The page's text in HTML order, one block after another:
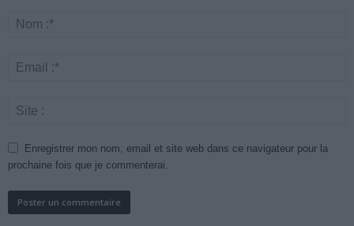
Enregistrer mon nom, email et site web dans ce navigateur pour la
prochaine fois que je commenterai.